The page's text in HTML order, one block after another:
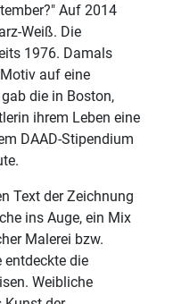
Auf 2014
Weiß. Die
1976. Damals
auf eine
die in Boston,
ihrem Leben eine
DAAD-Stipendium
Text der Zeichnung
ins Auge, ein Mix
Malerei bzw.
entdeckte die
Weibliche